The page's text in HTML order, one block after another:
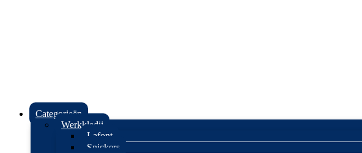
Categorieën
Werkkledij
Lafont
Snickers